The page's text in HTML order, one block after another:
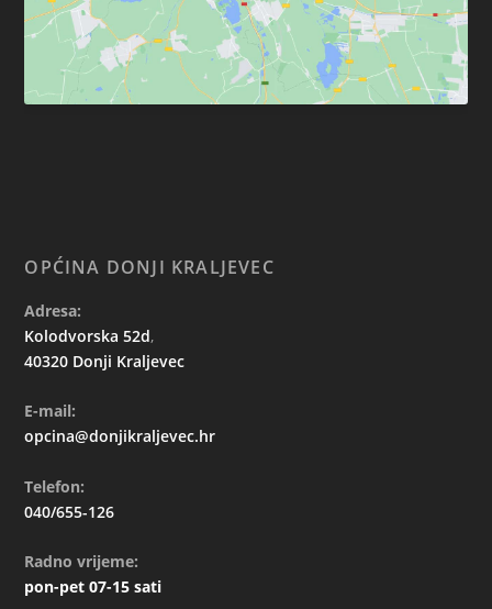
OPĆINA DONJI KRALJEVEC
Adresa:
Kolodvorska 52d,
40320 Donji Kraljevec
E-mail:
opcina@donjikraljevec.hr
Telefon:
040/655-126
Radno vrijeme:
pon-pet 07-15 sati